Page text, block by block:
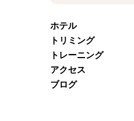
ホテル
トリミング
トレーニング
アクセス
ブログ